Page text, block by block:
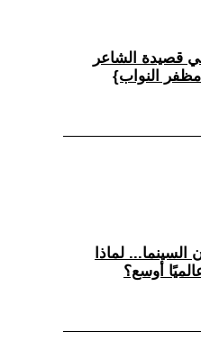
في قصيدة الشاعر
مظفر النواب}
السينما... لماذا
أوسع؟